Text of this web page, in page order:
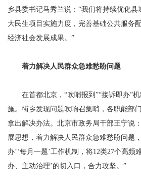
乡县委书记马秀兰说：“我们将持续优化
大民生项目实施力度，完善基础公共服务
经济社会发展成果。”
着力解决人民群众急难愁盼问题
在首都北京，“吹哨报到”“接诉即办”机
施。街乡发现问题吹响召集哨，各职能部
拿出解决办法。北京市政务局干部王宁说
展思想，着力解决人民群众急难愁盼问题
办’‘每月一题’工作机制，将12类27个高频
办、主动治理’的切入口，合力攻坚。”